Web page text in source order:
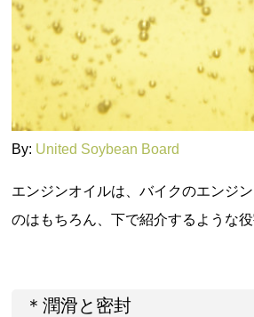
By: United Soybean Board
エンジンオイルは、バイクのエンジ
のはもちろん、下で紹介するような役
＊潤滑と密封